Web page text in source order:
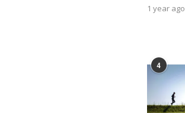
1 year ago
4